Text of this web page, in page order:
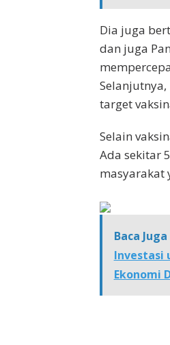
Dia juga
dan juga
target
Selain
Ada sekitar
masyarakat
Baca Juga
Investasi
Ekonomi